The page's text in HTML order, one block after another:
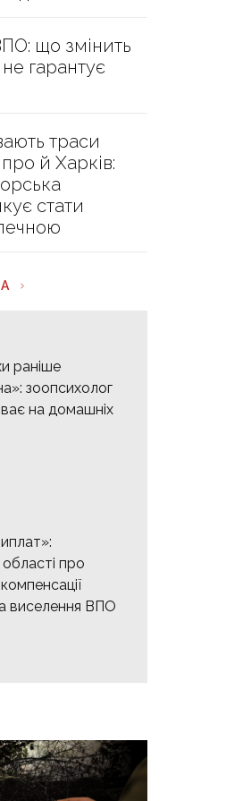
що змінить
гарантує
траси
й Харків:
стати
раніше
зоопсихолог
на домашніх
про
виселення ВПО